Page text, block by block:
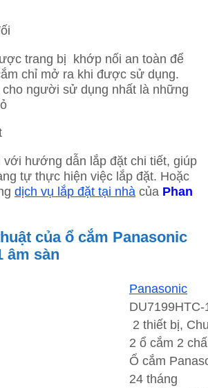
trang bị khớp nối an toàn để
chỉ mở ra khi được sử dụng.
người sử dụng nhất là những
với hướng dẫn lắp đặt chi tiết, giúp
tự thực hiện việc lắp đặt. Hoặc
dịch vụ lắp đặt tại nhà của Phan
của ổ cắm Panasonic
âm sàn
Panasonic
DU7199HTC-
2 thiết bị,
2 ổ cắm 2
Ổ cắm
24 tháng